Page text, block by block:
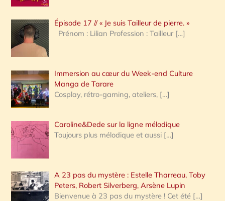
c
h
e
:
Épisode 17 // « Je suis Tailleur de pierre. »
Prénom : Lilian Profession : Tailleur […]
Immersion au cœur du Week-end Culture
Manga de Tarare
Cosplay, rétro-gaming, ateliers, […]
Caroline&Dede sur la ligne mélodique
Toujours plus mélodique et aussi […]
A 23 pas du mystère : Estelle Tharreau, Toby
Peters, Robert Silverberg, Arsène Lupin
Bienvenue à 23 pas du mystère ! Cet été […]